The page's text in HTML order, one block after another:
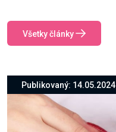
Všetky články
Publikovaný: 14.05.2024